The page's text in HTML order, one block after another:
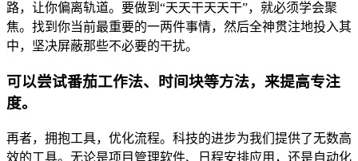
路，让你偏离轨道。要做到“天天干天天干”，就必须学会聚
焦。找到你当前最重要的一两件事情，然后全神贯注地投入其
中，坚决屏蔽那些不必要的干扰。
可以尝试番茄工作法、时间块等方法，来提高专注
度。
再者，拥抱工具，优化流程。科技的进步为我们提供了无数高
效的工具。无论是项目管理软件、日程安排应用，还是自动化